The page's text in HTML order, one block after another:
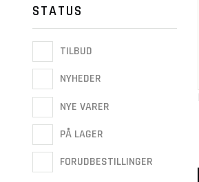
STATUS
TILBUD
NYHEDER
NYE VARER
PÅ LAGER
FORUDBESTILLINGER